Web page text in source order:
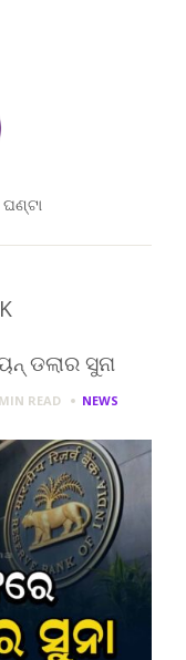
ଡଲାର ସୁନା
READ NEWS